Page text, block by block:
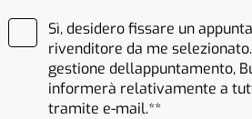
Sì, desidero fissare un
rivenditore da me
gestione dellappuntamento,
informerà relativamente a
tramite e-mail.*